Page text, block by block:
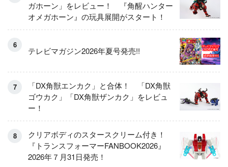
ガホーン」をレビュー！ 『角醒ハンター
オメガホーン』の玩具展開がスタート！
テレビマガジン2026年夏号発売!!
「DX角獣エンカク」と合体！ 「DX角獣
ゴウカク」「DX角獣ザンカク」をレビュ
ー！
クリアボディのスタースクリーム付き！
『トランスフォーマーFANBOOK2026』
2026年７月31日発売！